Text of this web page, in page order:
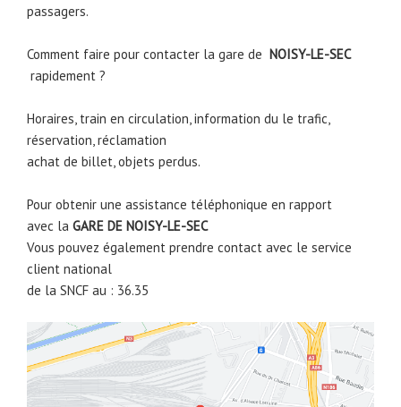
passagers.
Comment faire pour contacter la gare de NOISY-LE-SEC
rapidement ?
Horaires, train en circulation, information du le trafic,
réservation, réclamation
achat de billet, objets perdus.
Pour obtenir une assistance téléphonique en rapport
avec la GARE DE NOISY-LE-SEC
Vous pouvez également prendre contact avec le service
client national
de la SNCF au : 36.35